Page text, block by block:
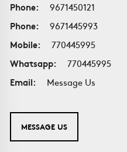
Phone:
9671450121
Phone:
9671445993
Mobile:
770445995
Whatsapp:
770445995
Email:
Message Us
MESSAGE US